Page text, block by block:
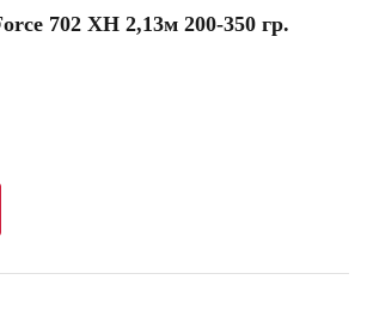
702 XH 2,13м 200-350 гр.